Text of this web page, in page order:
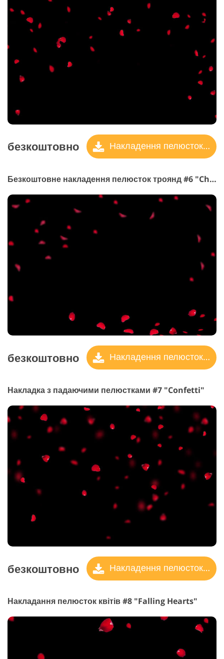
безкоштовно Накладення пелюсток троянд
Безкоштовне накладення пелюсток троянд #6 "Cherry Blossom"
безкоштовно Накладення пелюсток троянд
Накладка з падаючими пелюстками #7 "Confetti"
безкоштовно Накладення пелюсток троянд
Накладання пелюсток квітів #8 "Falling Hearts"